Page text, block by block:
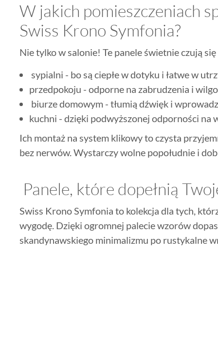
W jakich pomieszczeniach
Swiss Krono Symfonia?
Nie tylko w salonie! Te panele świetnie czują
sypialni - bo są ciepłe w dotyku i łatwe w
przedpokoju - odporne na zabrudzenia i
biurze domowym - tłumią dźwięk i
kuchni - dzięki podwyższonej odporności na
Ich montaż na system klikowy to czysta
bez nerwów. Wystarczy wolne popołudnie i
Panele, które dopełnią
Swiss Krono Symfonia to kolekcja dla tych,
wygodę. Dzięki ogromnej palecie wzorów
skandynawskiego minimalizmu po rustykalne